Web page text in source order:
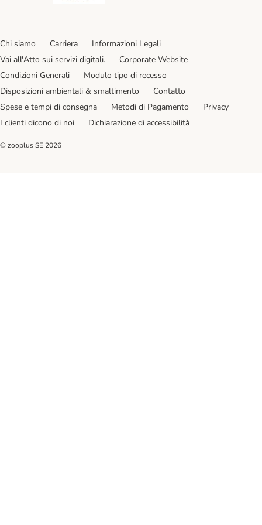
Chi siamo Carriera
Informazioni Legali
Vai all'Atto sui servizi digitali.
Corporate Website
Condizioni Generali
Modulo tipo di recesso
Disposizioni ambientali & smaltimento
Contatto
Spese e tempi di consegna
Metodi di Pagamento
Privacy
I clienti dicono di noi
Dichiarazione di accessibilità
© zooplus SE 2026